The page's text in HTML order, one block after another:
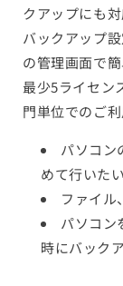
ー
ジ
版
の
数
を
減
ら
す
クアップにも対
バックアップ
の管理画面で
最少5ライセン
門単位でのご利
パソコン
めて行いたい
ファイル
パソコン
時にバック